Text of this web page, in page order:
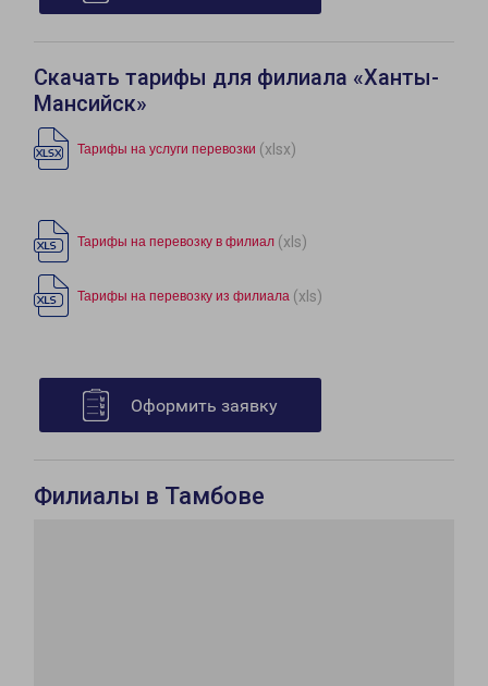
Скачать тарифы для филиала «Ханты-
Мансийск»
Тарифы на услуги перевозки (xlsx)
Тарифы на перевозку в филиал (xls)
Тарифы на перевозку из филиала (xls)
Оформить заявку
Филиалы в Тамбове